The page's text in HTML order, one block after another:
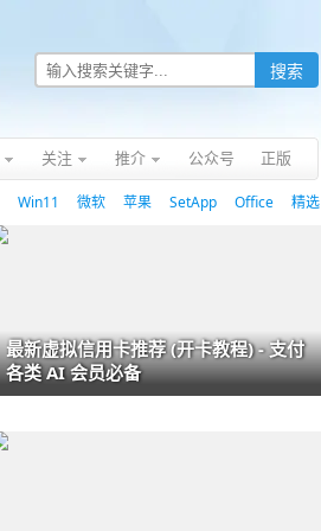
关注 推介 公众号 正版
Win11 微软 苹果 SetApp Office 精选
最新虚拟信用卡推荐 (开卡教程) - 支付
各类 AI 会员必备